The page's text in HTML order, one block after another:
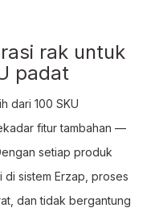
rak untuk
padat
dari 100 SKU
fitur tambahan —
setiap produk
di sistem Erzap, proses
dan tidak bergantung